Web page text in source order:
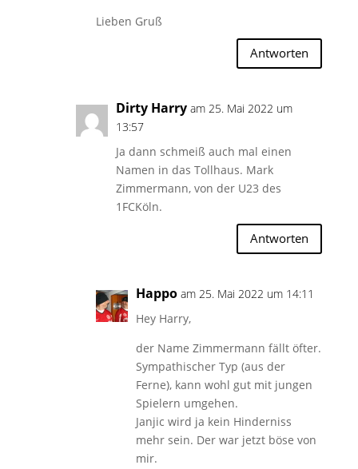
Lieben Gruß
Antworten
Dirty Harry am 25. Mai 2022 um
13:57
Ja dann schmeiß auch mal einen
Namen in das Tollhaus. Mark
Zimmermann, von der U23 des
1FCKöln.
Antworten
Happo am 25. Mai 2022 um 14:11
Hey Harry,
der Name Zimmermann fällt öfter.
Sympathischer Typ (aus der
Ferne), kann wohl gut mit jungen
Spielern umgehen.
Janjic wird ja kein Hinderniss
mehr sein. Der war jetzt böse von
mir.